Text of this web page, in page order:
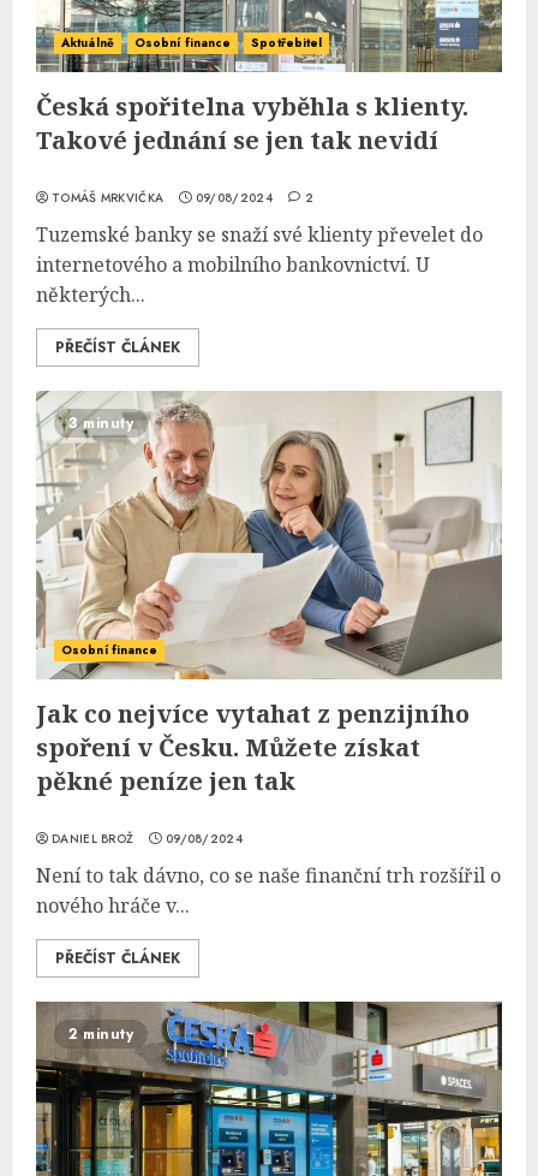
Aktuálně Osobní finance Spotřebitel
Česká spořitelna vyběhla s klienty.
Takové jednání se jen tak nevidí
TOMÁŠ MRKVIČKA 09/08/2024 2
Tuzemské banky se snaží své klienty převelet do
internetového a mobilního bankovnictví. U
některých...
PŘEČÍST ČLÁNEK
3 minuty
Osobní finance
Jak co nejvíce vytahat z penzijního
spoření v Česku. Můžete získat
pěkné peníze jen tak
DANIEL BROŽ 09/08/2024
Není to tak dávno, co se naše finanční trh rozšířil o
nového hráče v...
PŘEČÍST ČLÁNEK
2 minuty